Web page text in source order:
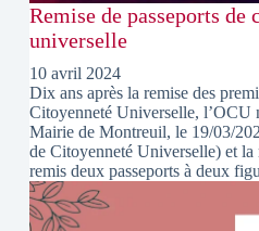
Remise de passeports de
universelle
10 avril 2024
Dix ans après la remise des
Citoyenneté Universelle, l’OCU
Mairie de Montreuil, le 19/03/
de Citoyenneté Universelle) et
remis deux passeports à deux